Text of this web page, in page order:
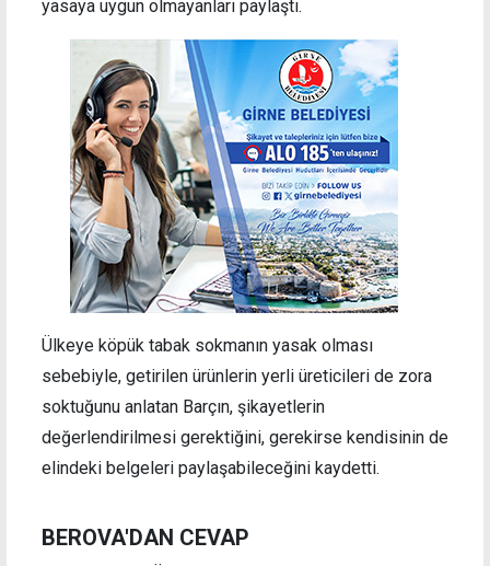
yasaya uygun olmayanları paylaştı.
Ülkeye köpük tabak sokmanın yasak olması
sebebiyle, getirilen ürünlerin yerli üreticileri de zora
soktuğunu anlatan Barçın, şikayetlerin
değerlendirilmesi gerektiğini, gerekirse kendisinin de
elindeki belgeleri paylaşabileceğini kaydetti.
BEROVA'DAN CEVAP